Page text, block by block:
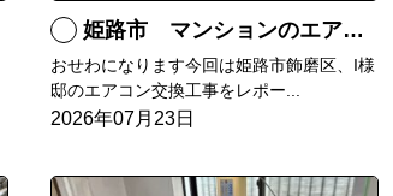
姫路市 マンションのエアコンをダイキンRXへ交換
おせわになります今回は姫路市飾磨区、I様
邸のエアコン交換工事をレポー...
2026年07月23日